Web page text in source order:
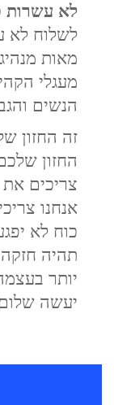
לא עשרות
לשלוח לא
מאות
מעגלי
הנשים
זה החזון
החזון
צריכים
אנחנו
כוח לא
תהיה חזקה
יותר
יעשה